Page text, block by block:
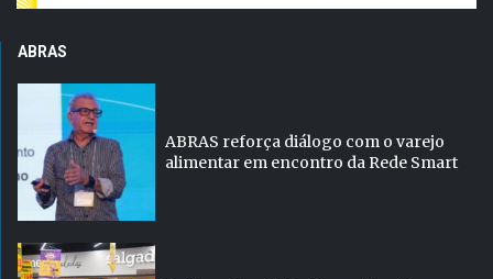
ABRAS
ABRAS reforça diálogo com o varejo
alimentar em encontro da Rede Smart